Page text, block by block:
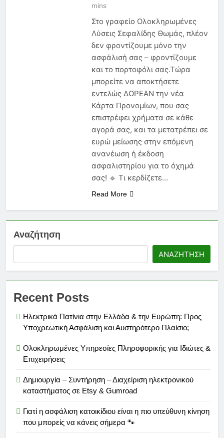
να Γνωρίζει Κάθε
Ασφάλεια Υγείας: Κόστος,
Αντιλήψεις και Προκλήσεις
στην Ελλάδα
6 Μήνες Ago
Ασφάλιση Μεταφερόμενων
Εμπορευμάτων: Η Στρατηγική
Ασπίδα Κάθε Μεταφορικής
Επιχείρησης
6 Μήνες Ago
mins
Στο γραφείο Ολοκληρωμένες
Λύσεις Σεφαλίδης Θωμάς, πλέον
δεν φροντίζουμε μόνο την
ασφάλισή σας – φροντίζουμε
και το πορτοφόλι σας.Τώρα
μπορείτε να αποκτήσετε
εντελώς ΔΩΡΕΑΝ την νέα
Κάρτα Προνoμίων, που σας
επιστρέφει χρήματα σε κάθε
αγορά σας, και τα μετατρέπει σε
ευρώ μείωσης στην επόμενη
ανανέωση ή έκδοση
ασφαλιστηρίου για το όχημά
σας! 🔹 Τι κερδίζετε…
Read More
Αναζήτηση
ΑΝΑΖΉΤΗΣΗ
Recent Posts
Ηλεκτρικά Πατίνια στην Ελλάδα & την Ευρώπη: Προς
Υποχρεωτική Ασφάλιση και Αυστηρότερο Πλαίσιο;
Ολοκληρωμένες Υπηρεσίες Πληροφορικής για Ιδιώτες &
Επιχειρήσεις
Δημιουργία – Συντήρηση – Διαχείριση ηλεκτρονικού
καταστήματος σε Etsy & Gumroad
Γιατί η ασφάλιση κατοικίδιου είναι η πιο υπεύθυνη κίνηση
που μπορείς να κάνεις σήμερα 🐾